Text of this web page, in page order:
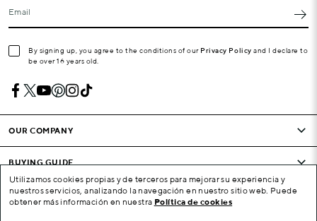
Email
By signing up, you agree to the conditions of our Privacy Policy and I declare to
be over 16 years old.
OUR COMPANY
BUYING GUIDE
CONDITIONS AND COMPANY
Utilizamos cookies propias y de terceros para mejorar su experiencia y
nuestros servicios, analizando la navegación en nuestro sitio web. Puede
obtener más información en nuestra Política de cookies